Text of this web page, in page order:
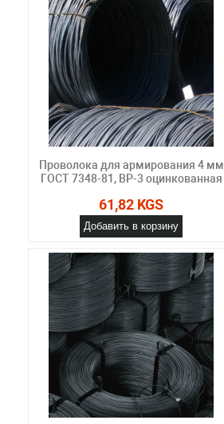
Проволока для армирования 4 мм
ГОСТ 7348-81, ВР-3 оцинкованная
61,82 KGS
Добавить в корзину